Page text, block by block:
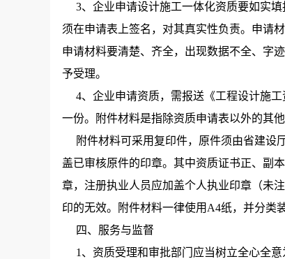
3、企业申请设计施工一体化资质要如实填
须在申请表上签名，对其真实性负责。申请
申请材料要清楚、齐全，出现数据不全、字
予受理。
4、企业申请资质，需报送《工程设计施工
一份。附件材料是指除资质申请表以外的其他
附件材料可采用复印件，原件须由省建设
盖已审核原件的印章。其中资质证书正、副
章，注册执业人员应加盖个人执业印章（未
印的无效。附件材料一律使用A4纸，并分类
四、服务与监督
1、资质受理和审批部门应当树立全心全意